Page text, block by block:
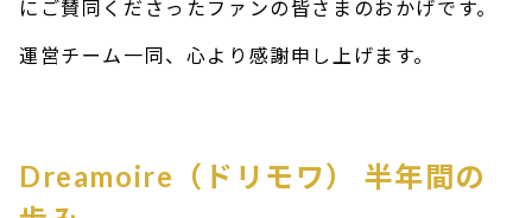
にご賛同くださったファンの皆さまのおかげです。
運営チーム一同、心より感謝申し上げます。
Dreamoire（ドリモワ） 半年間の